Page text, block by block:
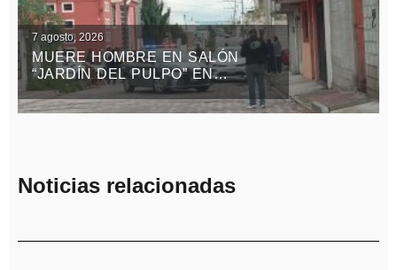
7 agosto, 2026
MUERE HOMBRE EN SALÓN
“JARDÍN DEL PULPO” EN
APIZACO
Noticias relacionadas